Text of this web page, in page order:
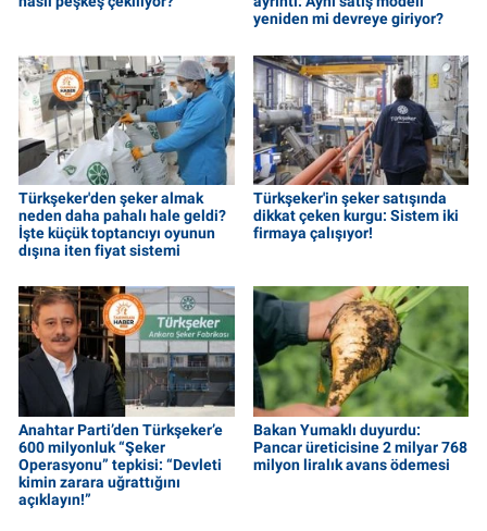
yeniden mi devreye giriyor?
Türkşeker'den şeker almak
neden daha pahalı hale geldi?
İşte küçük toptancıyı oyunun
dışına iten fiyat sistemi
Türkşeker'in şeker satışında
dikkat çeken kurgu: Sistem iki
firmaya çalışıyor!
Anahtar Parti’den Türkşeker’e
600 milyonluk “Şeker
Operasyonu” tepkisi: “Devleti
kimin zarara uğrattığını
açıklayın!”
Bakan Yumaklı duyurdu:
Pancar üreticisine 2 milyar 768
milyon liralık avans ödemesi